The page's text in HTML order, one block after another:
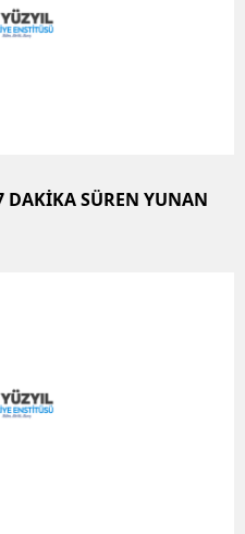
DAKİKA SÜREN YUNAN